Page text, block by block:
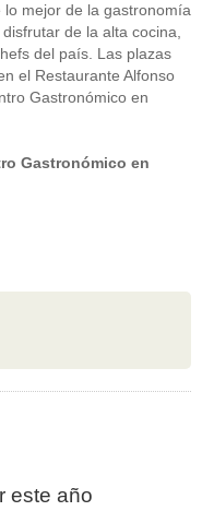
mejor de la gastronomía
de la alta cocina,
del país. Las plazas
el Restaurante Alfonso
Gastronómico en
Gastronómico en
este año